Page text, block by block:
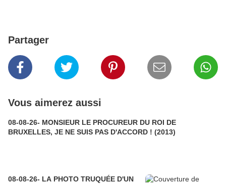
Partager
Vous aimerez aussi
08-08-26- MONSIEUR LE PROCUREUR DU ROI DE
BRUXELLES, JE NE SUIS PAS D'ACCORD ! (2013)
08-08-26- LA PHOTO TRUQUÉE D'UN